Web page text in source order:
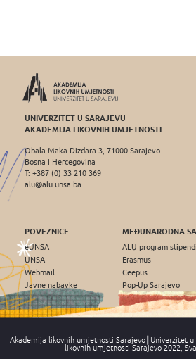
UNIVERZITET U SARAJEVU
AKADEMIJA LIKOVNIH UMJETNOSTI
Obala Maka Dizdara 3, 71000 Sarajevo
Bosna i Hercegovina
T: +387 (0) 33 210 369
alu@alu.unsa.ba
POVEZNICE
eUNSA
UNSA
Webmail
Javne nabavke
MEĐUNARODNA
ALU program
Erasmus
Ceepus
Pop-Up Sarajevo
Akademija likovnih umjetnosti Sarajevo┃Univerzitet
likovnih umjetnosti Sarajevo 2022,